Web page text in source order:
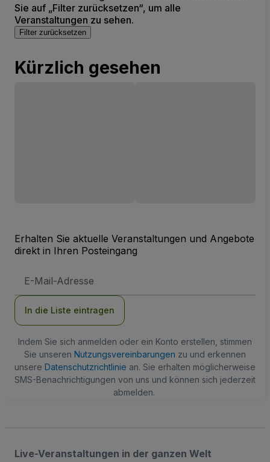
Sie auf „Filter zurücksetzen“, um alle
Veranstaltungen zu sehen.
Filter zurücksetzen
Kürzlich gesehen
Erhalten Sie aktuelle Veranstaltungen und Angebote
direkt in Ihren Posteingang
Mail-
In die Liste eintragen
Indem Sie sich anmelden oder ein Konto erstellen, stimmen
Sie unseren Nutzungsvereinbarungen zu und erkennen
unsere Datenschutzrichtlinie an. Sie erhalten möglicherweise
SMS-Benachrichtigungen von uns und können sich jederzeit
abmelden.
Live-Veranstaltungen in der ganzen Welt